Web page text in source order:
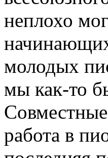
неплохо
молодых
мы как-то
работа в